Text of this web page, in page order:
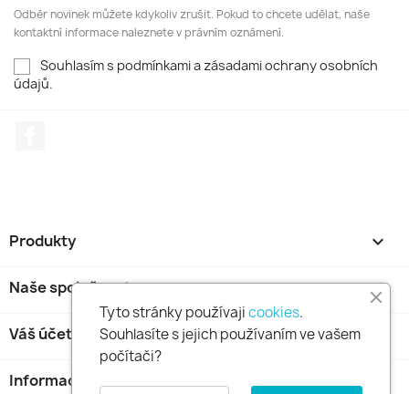
Odběr novinek můžete kdykoliv zrušit. Pokud to chcete udělat, naše
kontaktní informace naleznete v právním oznámení.
Souhlasím s podmínkami a zásadami ochrany osobních
údajů.
Produkty 
Naše společnost 
Váš účet
Informace o obchodu
Tyto stránky používajicookies.
Souhlasíte s jejich používaním ve vašem
počítači?